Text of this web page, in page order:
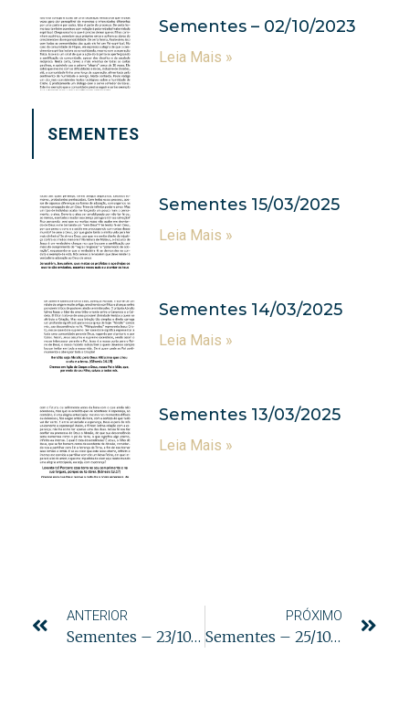
Sementes – 02/10/2023
Leia Mais »
SEMENTES
Sementes 15/03/2025
Leia Mais »
Sementes 14/03/2025
Leia Mais »
Sementes 13/03/2025
Leia Mais »
ANTERIOR
Sementes – 23/10/2024
PRÓXIMO
Sementes – 25/10/2024